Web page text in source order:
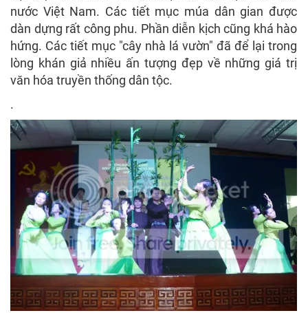
nước Việt Nam. Các tiết mục múa dân gian được
dàn dựng rất công phu. Phần diễn kịch cũng khá hào
hứng. Các tiết mục "cây nhà lá vườn" đã để lại trong
lòng khán giả nhiều ấn tượng đẹp về những giá trị
văn hóa truyền thống dân tộc.
.